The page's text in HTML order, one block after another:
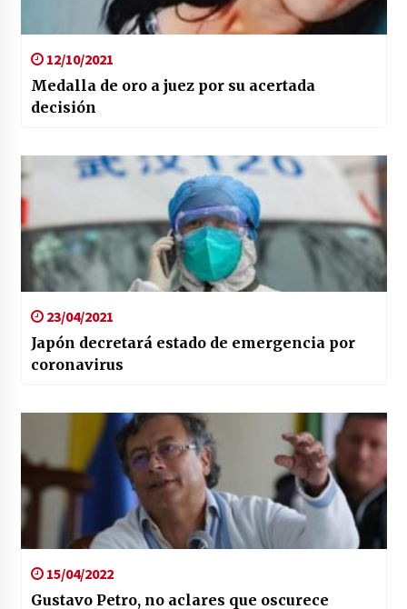
12/10/2021
Medalla de oro a juez por su acertada
decisión
23/04/2021
Japón decretará estado de emergencia por
coronavirus
15/04/2022
Gustavo Petro, no aclares que oscurece